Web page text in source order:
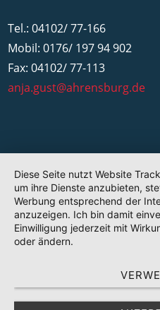
Tel.: 04102/ 77-166
Mobil: 0176/ 197 94 902
Fax: 04102/ 77-113
anja.gust@ahrensburg.de
Diese Seite nutzt Website
um ihre Dienste anzubieten,
Werbung entsprechend der
anzuzeigen. Ich bin damit
Einwilligung jederzeit mit
oder ändern.